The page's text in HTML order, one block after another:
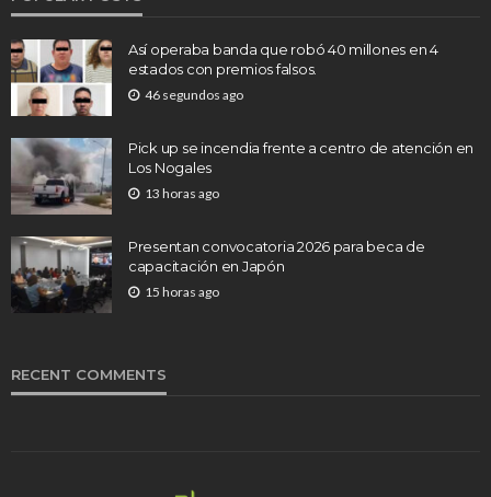
Así operaba banda que robó 40 millones en 4
estados con premios falsos.
46 segundos ago
Pick up se incendia frente a centro de atención en
Los Nogales
13 horas ago
Presentan convocatoria 2026 para beca de
capacitación en Japón
15 horas ago
RECENT COMMENTS